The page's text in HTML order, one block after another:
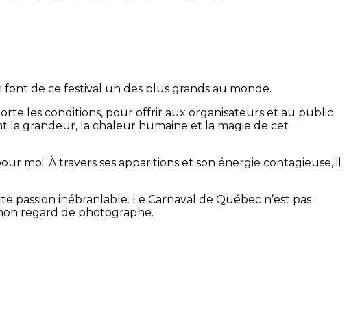
font de ce festival un des plus grands au monde.
les conditions, pour offrir aux organisateurs et au public
la grandeur, la chaleur humaine et la magie de cet
moi. À travers ses apparitions et son énergie contagieuse, il
inébranlable. Le Carnaval de Québec n’est pas
regard de photographe.